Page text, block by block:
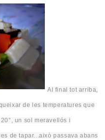
Al final tot arriba,
de les temperatures que
20° , un sol meravellós i
de tapar...això passava abans